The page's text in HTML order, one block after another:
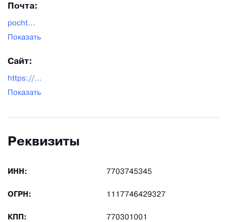
Почта:
pocht...
Показать
Сайт:
https://ayashi-sport.ru/
Показать
Реквизиты
ИНН: 7703745345
ОГРН: 1117746429327
КПП: 770301001